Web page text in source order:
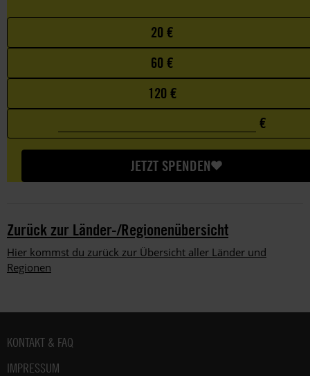
your
favorite
20 €
60 €
120 €
€
€
Custom
amount
JETZT SPENDEN
Zurück zur Länder-/Regionenübersicht
Hier kommst du zurück zur Übersicht aller Länder und
Regionen
Fußbereich
KONTAKT & FAQ
IMPRESSUM